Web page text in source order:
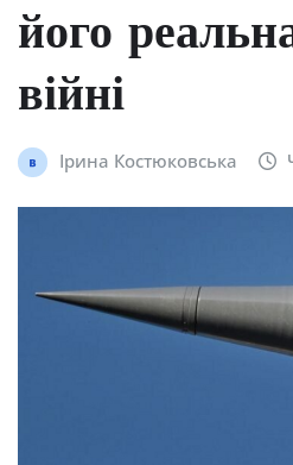
його
війні
Ірина Костюковська